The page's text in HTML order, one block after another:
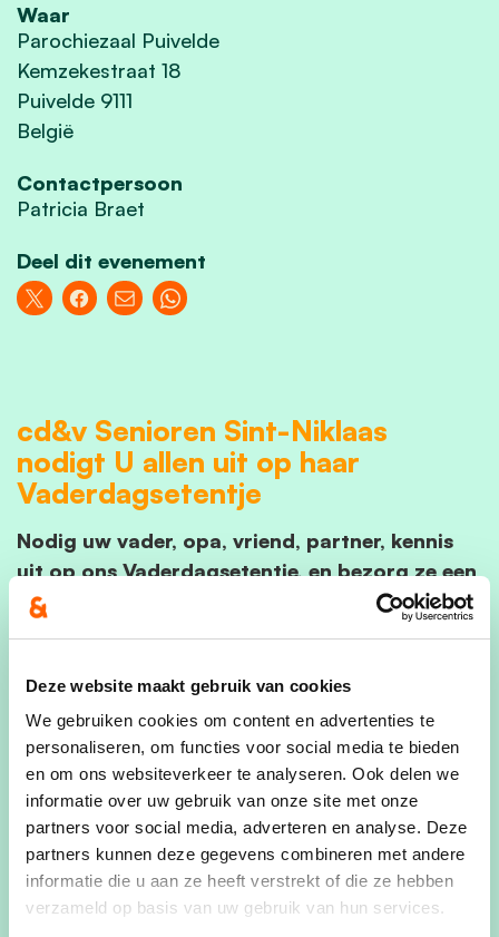
Deze website maakt gebruik van cookies
We gebruiken cookies om content en advertenties te
personaliseren, om functies voor social media te bieden
en om ons websiteverkeer te analyseren. Ook delen we
informatie over uw gebruik van onze site met onze
partners voor social media, adverteren en analyse. Deze
partners kunnen deze gegevens combineren met andere
informatie die u aan ze heeft verstrekt of die ze hebben
verzameld op basis van uw gebruik van hun services.
Waar
Parochiezaal Puivelde
Kemzekestraat 18
Puivelde 9111
België
Contactpersoon
Patricia Braet
Deel dit evenement
cd&v Senioren Sint-Niklaas
nodigt U allen uit op haar
Vaderdagsetentje
Nodig uw vader, opa, vriend, partner, kennis
uit op ons Vaderdagsetentje, en bezorg ze een
fijne dag, samen met u.
Wanneer?
Op Pinkstermaandag 9 juni 2025
12u30 - Deuren open 12u00
Waar?
Parochiezaal Puivelde | Kemzekestraat 18 | 9111
Puivelde